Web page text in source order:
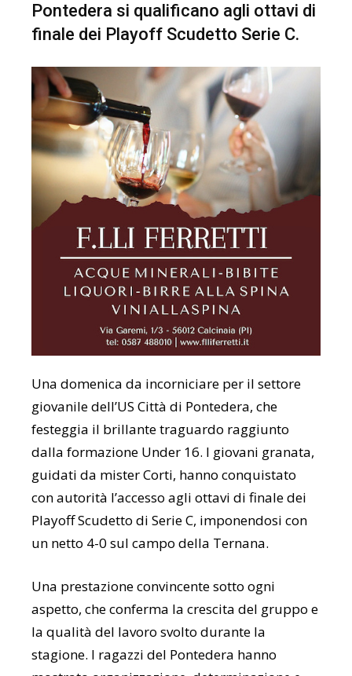
Pontedera si qualificano agli ottavi di
finale dei Playoff Scudetto Serie C.
Una domenica da incorniciare per il settore
giovanile dell’US Città di Pontedera, che
festeggia il brillante traguardo raggiunto
dalla formazione Under 16. I giovani granata,
guidati da mister Corti, hanno conquistato
con autorità l’accesso agli ottavi di finale dei
Playoff Scudetto di Serie C, imponendosi con
un netto 4-0 sul campo della Ternana.
Una prestazione convincente sotto ogni
aspetto, che conferma la crescita del gruppo e
la qualità del lavoro svolto durante la
stagione. I ragazzi del Pontedera hanno